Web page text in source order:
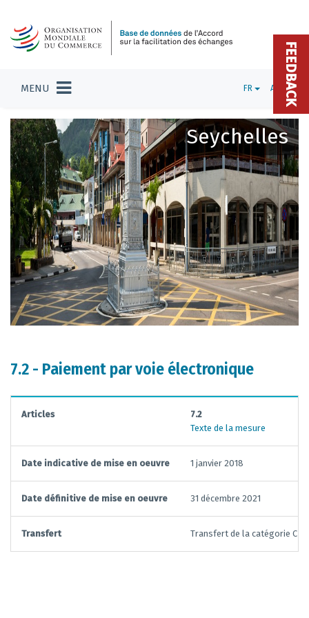
MENU FR ADMIN
Seychelles
7.2 - Paiement par voie électronique
Articles
7.2
Texte de la mesure
Date indicative de mise en oeuvre 1 janvier 2018
Date définitive de mise en oeuvre 31 décembre 2021
Transfert Transfert de la catégorie C
FEEDBACK